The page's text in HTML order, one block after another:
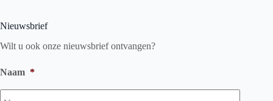
Nieuwsbrief
Wilt u ook onze nieuwsbrief ontvangen?
Naam *